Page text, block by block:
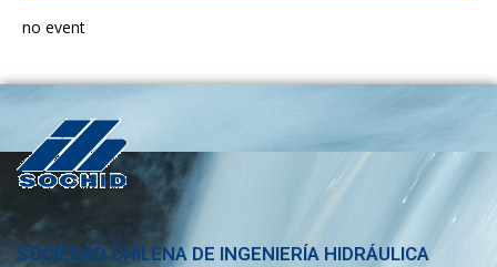
no event
SOCIEDAD CHILENA DE INGENIERÍA HIDRÁULICA